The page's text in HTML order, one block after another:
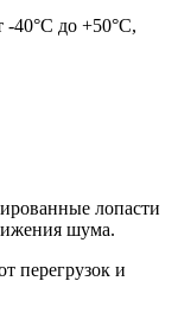
-40°С до +50°С,
лопасти
шума.
перегрузок и